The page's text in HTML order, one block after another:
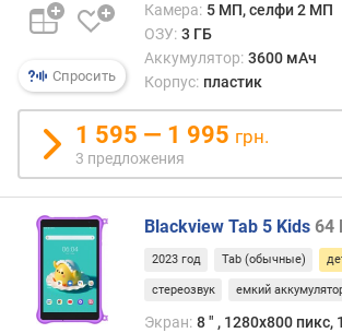
е
н
е
с
л
е
й
/
к
о
Спросить
Камера: 5 МП, селфи 2 МП
ОЗУ: 3 ГБ
Аккумулятор: 3600 мАч
Корпус: пластик
1 595 — 1 995 грн.
3 предложения
Blackview Tab 5 Kids 64
2023 год Tab (обычные)
стереозвук емкий
Экран: 8 ″ , 1280x800 пикс,